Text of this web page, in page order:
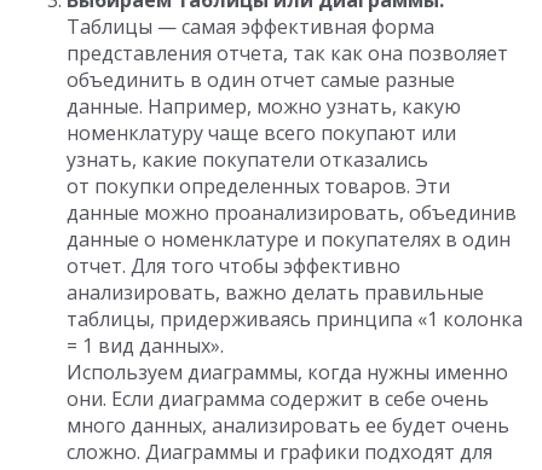
Таблицы — самая эффективная форма
представления отчета, так как она позволяет
объединить в один отчет самые разные
данные. Например, можно узнать, какую
номенклатуру чаще всего покупают или
узнать, какие покупатели отказались
от покупки определенных товаров. Эти
данные можно проанализировать, объединив
данные о номенклатуре и покупателях в один
отчет. Для того чтобы эффективно
анализировать, важно делать правильные
таблицы, придерживаясь принципа «1 колонка
= 1 вид данных».
Используем диаграммы, когда нужны именно
они. Если диаграмма содержит в себе очень
много данных, анализировать ее будет очень
сложно. Диаграммы и графики подходят для